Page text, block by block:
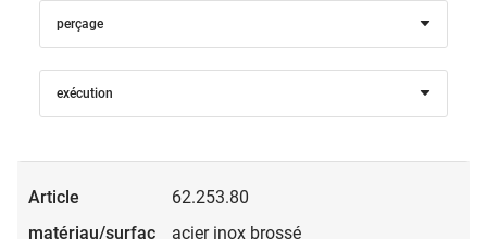
perçage
exécution
62.253.80
acier inox brossé